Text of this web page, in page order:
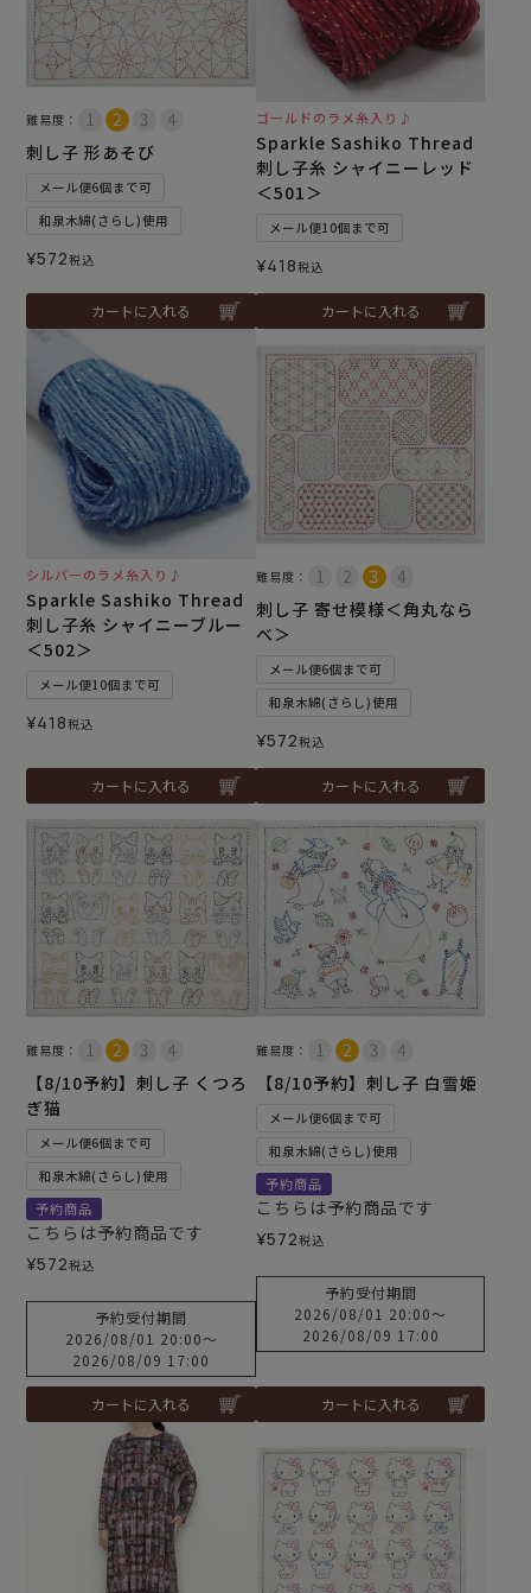
難易度：
刺し子 形あそび
メール便6個まで可
和泉木綿(さらし)使用
¥572税込
カートに入れる
ゴールドのラメ糸入り♪
Sparkle Sashiko Thread
刺し子糸 シャイニーレッド
＜501＞
メール便10個まで可
¥418税込
カートに入れる
シルバーのラメ糸入り♪
Sparkle Sashiko Thread
刺し子糸 シャイニーブルー
＜502＞
メール便10個まで可
¥418税込
カートに入れる
難易度：
刺し子 寄せ模様＜角丸なら
べ＞
メール便6個まで可
和泉木綿(さらし)使用
¥572税込
カートに入れる
難易度：
【8/10予約】刺し子 くつろ
ぎ猫
メール便6個まで可
和泉木綿(さらし)使用
予約商品
こちらは予約商品です
¥572税込
予約受付期間
2026/08/01 20:00〜
2026/08/09 17:00
カートに入れる
難易度：
【8/10予約】刺し子 白雪姫
メール便6個まで可
和泉木綿(さらし)使用
予約商品
こちらは予約商品です
¥572税込
予約受付期間
2026/08/01 20:00〜
2026/08/09 17:00
カートに入れる